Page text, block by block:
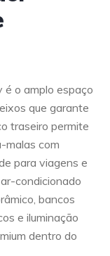
é o amplo espaço
que garante
traseiro permite
malas com
para viagens e
condicionado
bancos
e iluminação
dentro do